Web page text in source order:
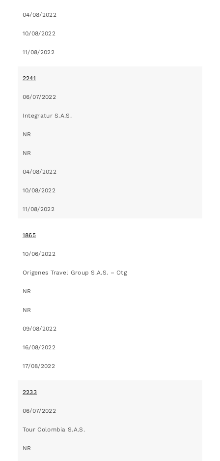
04/08/2022
10/08/2022
11/08/2022
2241
06/07/2022
Integratur S.A.S.
NR
NR
04/08/2022
10/08/2022
11/08/2022
1865
10/06/2022
Origenes Travel Group S.A.S. – Otg
NR
NR
09/08/2022
16/08/2022
17/08/2022
2233
06/07/2022
Tour Colombia S.A.S.
NR